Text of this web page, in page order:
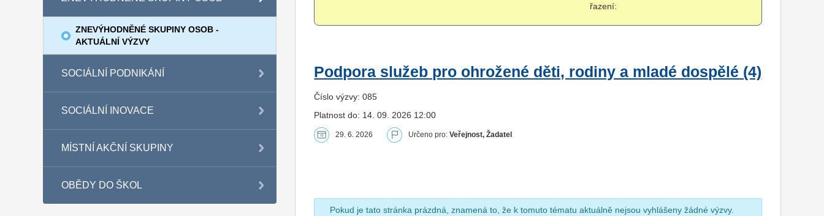
ZNEVÝHODNĚNÉ SKUPINY OSOB -
AKTUÁLNÍ VÝZVY
SOCIÁLNÍ PODNIKÁNÍ
SOCIÁLNÍ INOVACE
MÍSTNÍ AKČNÍ SKUPINY
OBĚDY DO ŠKOL
řazení:
Podpora služeb pro ohrožené děti, rodiny a mladé dospělé (4)
Číslo výzvy: 085
Platnost do: 14. 09. 2026 12:00
29. 6. 2026 Určeno pro:Veřejnost, Žadatel
Pokud je tato stránka prázdná, znamená to, že k tomuto tématu aktuálně nejsou vyhlášeny žádné výzvy.